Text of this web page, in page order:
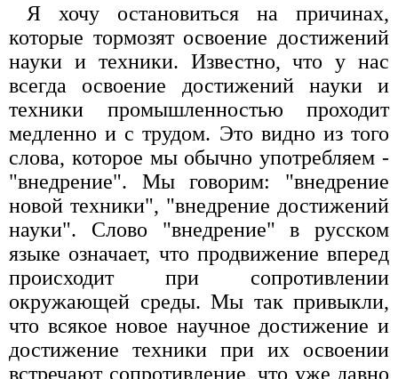
Я хочу остановиться на причинах,
которые тормозят освоение достижений
науки и техники. Известно, что у нас
всегда освоение достижений науки и
техники промышленностью проходит
медленно и с трудом. Это видно из того
слова, которое мы обычно употребляем -
"внедрение". Мы говорим: "внедрение
новой техники", "внедрение достижений
науки". Слово "внедрение" в русском
языке означает, что продвижение вперед
происходит при сопротивлении
окружающей среды. Мы так привыкли,
что всякое новое научное достижение и
достижение техники при их освоении
встречают сопротивление, что уже давно